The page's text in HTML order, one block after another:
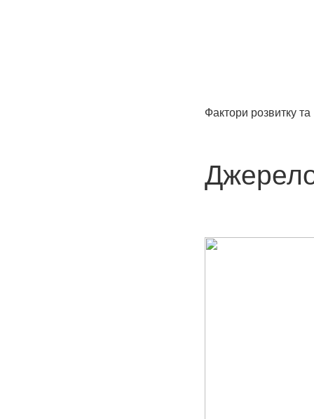
Фактори розвитку та